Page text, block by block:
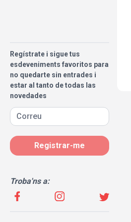
Regístrate i sigue tus
esdeveniments favoritos para
no quedarte sin entrades i
estar al tanto de todas las
novedades
Registrar-me
Troba'ns a: